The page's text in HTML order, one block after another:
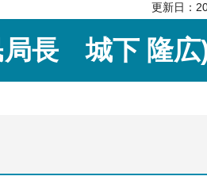
更新日：
局長 城下 隆広